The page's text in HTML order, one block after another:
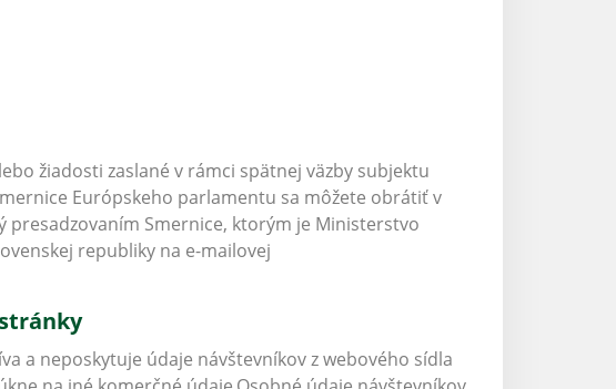
žiadosti zaslané v rámci spätnej väzby subjektu
Európskeho parlamentu sa môžete obrátiť v
Smernice, ktorým je Ministerstvo
republiky na e-mailovej
a neposkytuje údaje návštevníkov z webového sídla